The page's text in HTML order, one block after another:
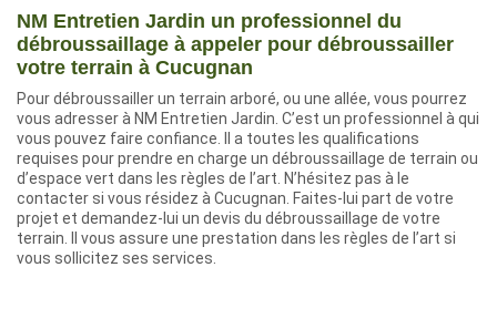
NM Entretien Jardin un professionnel du
débroussaillage à appeler pour débroussailler
votre terrain à Cucugnan
Pour débroussailler un terrain arboré, ou une allée, vous pourrez
vous adresser à NM Entretien Jardin. C’est un professionnel à qui
vous pouvez faire confiance. Il a toutes les qualifications
requises pour prendre en charge un débroussaillage de terrain ou
d’espace vert dans les règles de l’art. N’hésitez pas à le
contacter si vous résidez à Cucugnan. Faites-lui part de votre
projet et demandez-lui un devis du débroussaillage de votre
terrain. Il vous assure une prestation dans les règles de l’art si
vous sollicitez ses services.